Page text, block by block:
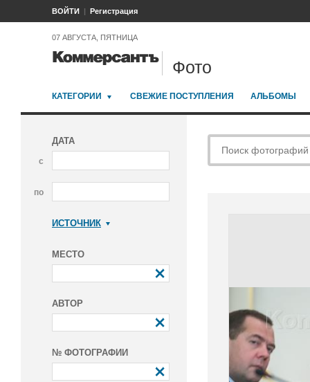
ВОЙТИ Регистрация
07 АВГУСТА, ПЯТНИЦА
Фото
КАТЕГОРИИ СВЕЖИЕ ПОСТУПЛЕНИЯ АЛЬБОМЫ
ДАТА
с
по
ИСТОЧНИК
МЕСТО
АВТОР
№ ФОТОГРАФИИ